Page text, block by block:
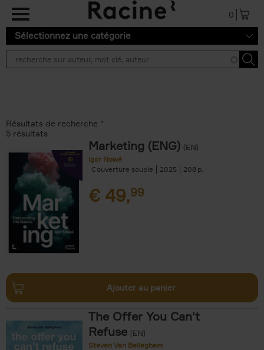
Aller au contenu principal
0
Sélectionnez une catégorie
Résultats de recherche ''
5 résultats
Marketing (ENG) (EN)
Igor Nowé
Couverture souple
2025 208
€ 49,99
Ajouter au panier
The Offer You Can't
Refuse (EN)
Steven Van Belleghem